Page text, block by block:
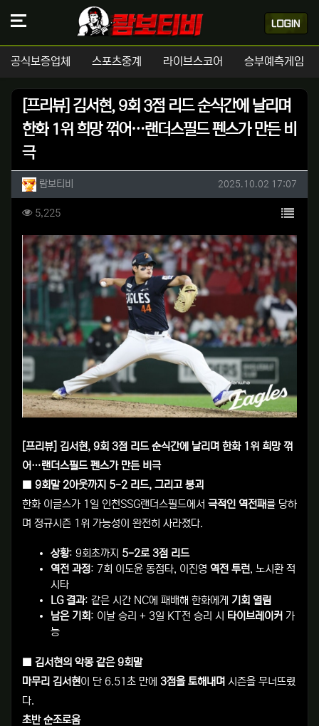
공식보증업체 스포츠중계 라이브스코어 승부예측게임
[프리뷰] 김서현, 9회 3점 리드 순식간에 날리며
한화 1위 희망 꺾어…랜더스필드 펜스가 만든 비
극
작성자 정보
람보티비 작성일
2025.10.02 17:07
컨텐츠 정보
5,225조회 목록
본문
[프리뷰] 김서현, 9회 3점 리드 순식간에 날리며 한화 1위 희망 꺾
어…랜더스필드 펜스가 만든 비극
■ 9회말 2아웃까지 5-2 리드, 그리고 붕괴
한화 이글스가 1일 인천SSG랜더스필드에서 극적인 역전패를 당하
며 정규시즌 1위 가능성이 완전히 사라졌다.
상황: 9회초까지 5-2로 3점 리드
역전 과정: 7회 이도윤 동점타, 이진영 역전 투런, 노시환 적
시타
LG 결과: 같은 시간 NC에 패배해 한화에게 기회 열림
남은 기회: 이날 승리 + 3일 KT전 승리 시 타이브레이커 가
능
■ 김서현의 악몽 같은 9회말
마무리 김서현이 단 6.51초 만에 3점을 토해내며 시즌을 무너뜨렸
다.
초반 순조로움